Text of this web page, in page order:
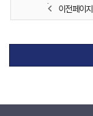
이전 페이지